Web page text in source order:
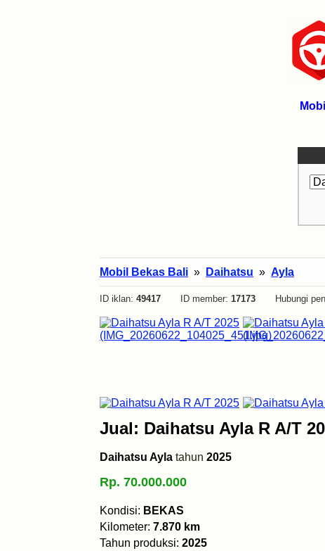
Mobil Bekas Bali » Daihatsu » Ayla
ID iklan: 49417 ID member: 17173 Hubungi
Jual: Daihatsu Ayla R A/T
Daihatsu Ayla tahun 2025
Rp. 70.000.000
Kondisi: BEKAS
Kilometer: 7.870 km
Tahun produksi: 2025